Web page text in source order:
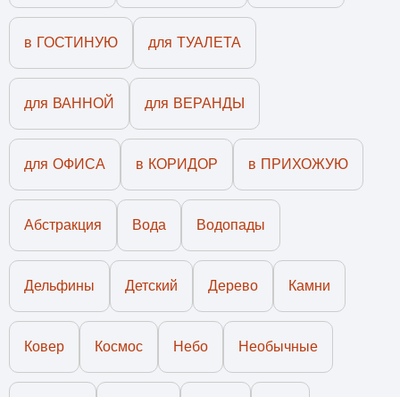
в ГОСТИНУЮ для ТУАЛЕТА
для ВАННОЙ для ВЕРАНДЫ
для ОФИСА в КОРИДОР в ПРИХОЖУЮ
Абстракция Вода Водопады
Дельфины Детский Дерево Камни
Ковер Космос Небо Необычные